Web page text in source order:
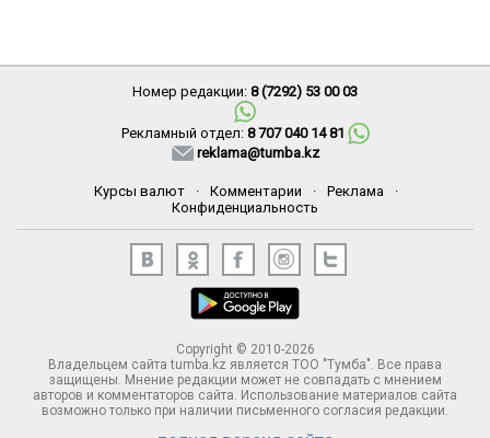
Номер редакции: 8 (7292) 53 00 03
Рекламный отдел: 8 707 040 14 81
reklama@tumba.kz
Курсы валют · Комментарии · Реклама
·
Конфиденциальность
Copyright © 2010-2026
Владельцем сайта tumba.kz является ТОО "Тумба". Все права
защищены. Мнение редакции может не совпадать с мнением
авторов и комментаторов сайта. Использование материалов сайта
возможно только при наличии письменного согласия редакции.